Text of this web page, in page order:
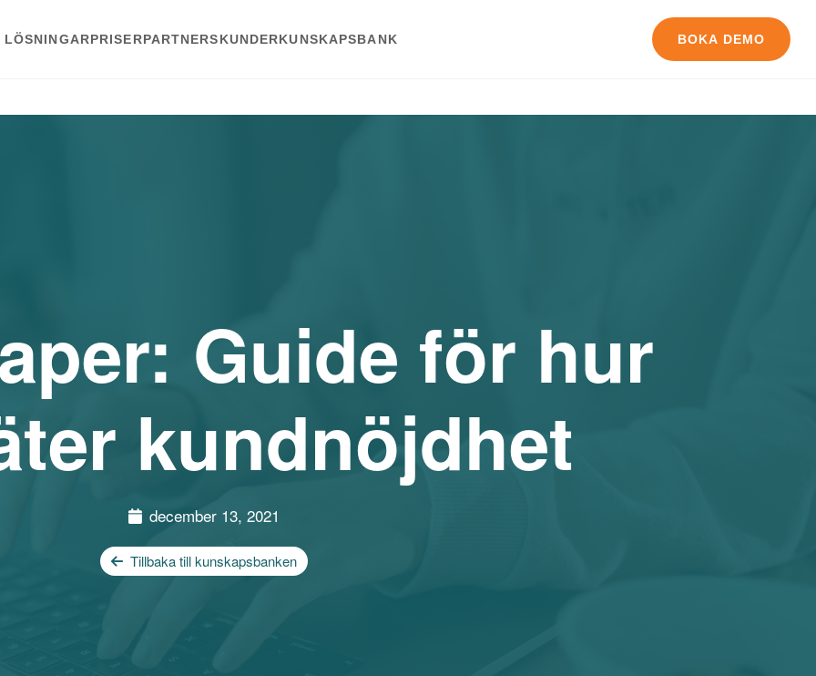
LÖSNINGARPRISERPARTNERSKUNDERKUNSKAPSBANK BOKA DEMO
Guide för hur
kundnöjdhet
december 13, 2021
Tillbaka till kunskapsbanken